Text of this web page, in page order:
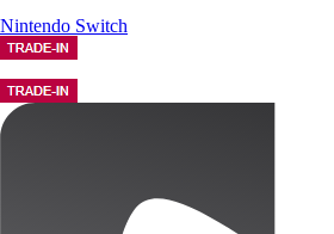
Nintendo Switch